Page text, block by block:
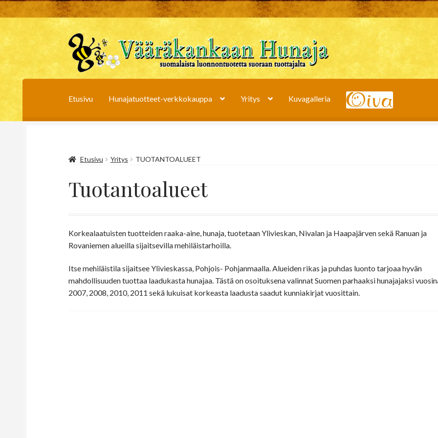
Siirry
navigointiin
Siirry
sisältöön
Etusivu Hunajatuotteet-verkkokauppa Yritys Kuvagalleria
Etusivu Yritys TUOTANTOALUEET
Tuotantoalueet
Korkealaatuisten tuotteiden raaka-aine, hunaja, tuotetaan Ylivieskan, Nivalan ja Haapajärven sekä Ranuan ja
Rovaniemen alueilla sijaitsevilla mehiläistarhoilla.
Itse mehiläistila sijaitsee Ylivieskassa, Pohjois- Pohjanmaalla. Alueiden rikas ja puhdas luonto tarjoaa hyvän
mahdollisuuden tuottaa laadukasta hunajaa. Tästä on osoituksena valinnat Suomen parhaaksi hunajajaksi
2007, 2008, 2010, 2011 sekä lukuisat korkeasta laadusta saadut kunniakirjat vuosittain.